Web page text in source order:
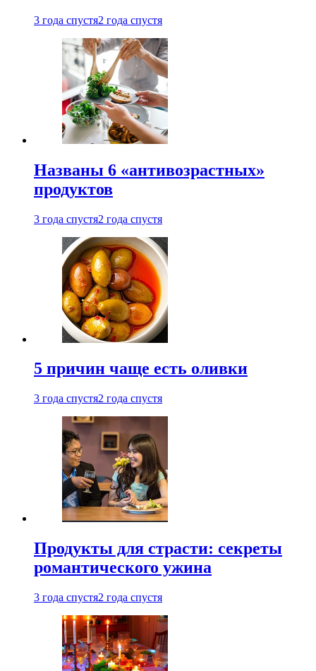
3 года спустя2 года спустя
Названы 6 «антивозрастных»
продуктов
3 года спустя2 года спустя
5 причин чаще есть оливки
3 года спустя2 года спустя
Продукты для страсти: секреты
романтического ужина
3 года спустя2 года спустя